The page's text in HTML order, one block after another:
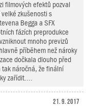
filmových efektů pozval
zkušenosti s
Begga a SFX
fázích preprodukce
mnoho previzů
příběhem než nároky
dočkala dlouho před
náročná, že finální
zařídit....
21. 9. 2017